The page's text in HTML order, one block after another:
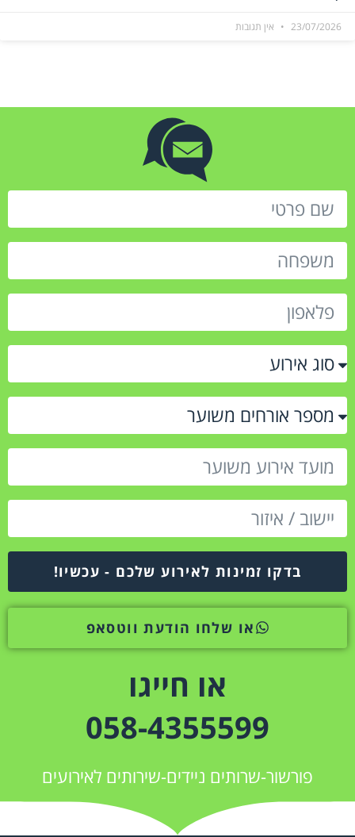
23/07/2026 אין תגובות
בדקו זמינות לאירוע שלכם - עכשיו!
או שלחו הודעת ווטסאפ
או חייגו
058-4355599
פורשור-שרותים ניידים-שירותים לאירועים